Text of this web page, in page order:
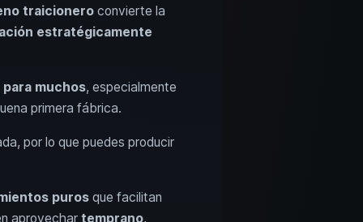
traicioneroconvierte la
estratégicamente
muchos, especialmente
primera fábrica.
por lo que puedes producir
purosque facilitan
aprovechar temprano,